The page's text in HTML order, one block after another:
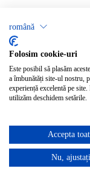
română
Folosim cookie-uri
Este posibil să plasăm
a îmbunătăți site-ul nostru,
experiență excelentă pe
utilizăm deschidem setările.
Accepta
Nu, ajustați